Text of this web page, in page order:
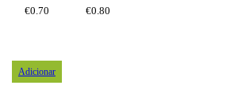
€0.70
€0.80
Adicionar